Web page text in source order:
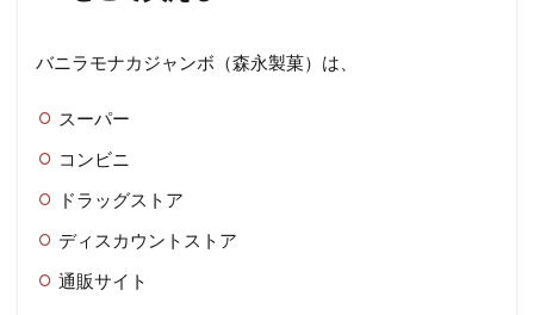
バニラモナカジャンボ（森永製菓）は、
スーパー
コンビニ
ドラッグストア
ディスカウントストア
通販サイト